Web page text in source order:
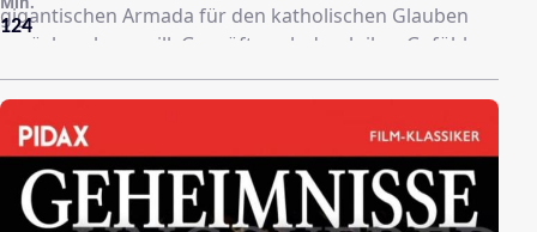
gigantischen Armada für den katholischen Glauben
zurückerobern will. Geprüft auch durch ihre Gefühle
für den jungen Seefahrer Sir Walter Raleigh zieht
Elizabeth in den Krieg gegen Spanien, während ihr
wichtigster Berater Sir Francis Walsingham eine
mörderische Verschwörung aufdeckt und damit
unwissentlich England an den Rand des Untergangs
bringt.
124